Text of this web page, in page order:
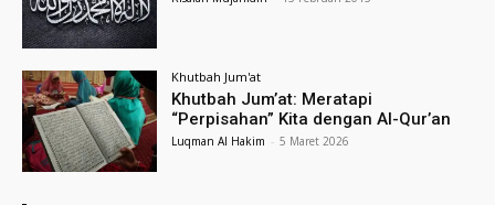
Khutbah Jum'at
Khutbah Jum’at: Meratapi
“Perpisahan” Kita dengan Al-Qur’an
Luqman Al Hakim - 5 Maret 2026